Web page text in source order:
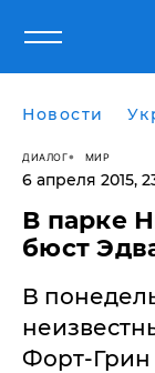
Новости
ДИАЛОГ МИР
6 апреля 2015,
В парке
бюст
В
Форт-Грин